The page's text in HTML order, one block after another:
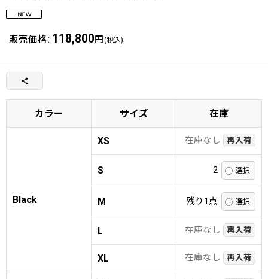
販売価格: 118,800 円 (税込)
カラー サイズ 在庫
Black
XS 在庫なし 再入荷
S 2
M 残り1点
L 在庫なし 再入荷
XL 在庫なし 再入荷